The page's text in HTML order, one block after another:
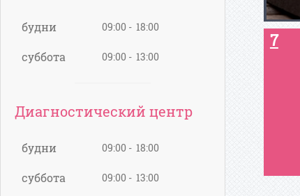
7
будни 09:00 - 18:00
суббота 09:00 - 13:00
Диагностический центр
будни 09:00 - 18:00
суббота 09:00 - 13:00